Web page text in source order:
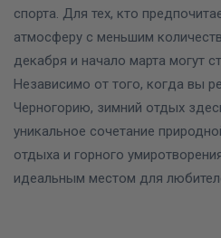
спорта. Для тех, кто
атмосферу с меньшим
декабря и начало марта могут
Независимо от того, когда вы
Черногорию, зимний отдых
уникальное сочетание
отдыха и горного
идеальным местом для